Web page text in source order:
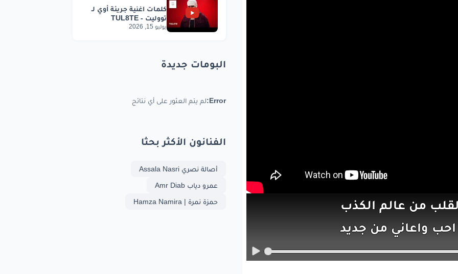
من عالم الكذب
احب واعانيمن جديد
خلونيانقهر
يوليو 15, 2026
البومات جديدة
Error: لم يتم العثور على أي نتائج
الفنانون الأكثر بحثا
أصالة نصري Assala Nasri
عمرو دياب Amr Diab
حمزة نمرة | Hamza Namira